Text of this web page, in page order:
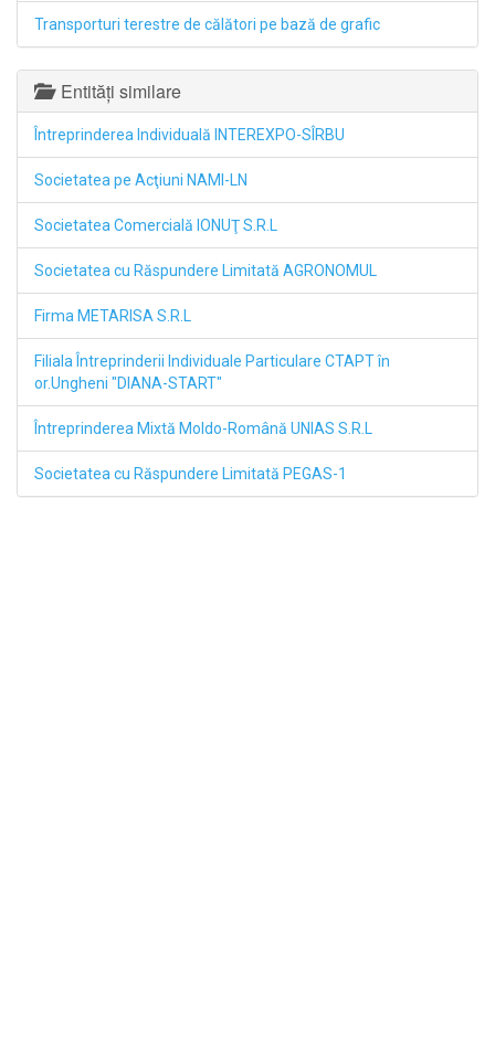
Transporturi terestre de călători pe bază de grafic
Entități similare
Întreprinderea Individuală INTEREXPO-SÎRBU
Societatea pe Acţiuni NAMI-LN
Societatea Comercială IONUŢ S.R.L
Societatea cu Răspundere Limitată AGRONOMUL
Firma METARISA S.R.L
Filiala Întreprinderii Individuale Particulare СТАРТ în
or.Ungheni "DIANA-START"
Întreprinderea Mixtă Moldo-Română UNIAS S.R.L
Societatea cu Răspundere Limitată PEGAS-1